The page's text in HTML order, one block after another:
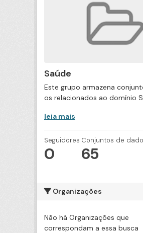
Saúde
Este grupo armazena
os relacionados ao domínio
leia mais
Seguidores
0
Conjuntos de
65
Organizações
Não há Organizações que
correspondam a essa busca